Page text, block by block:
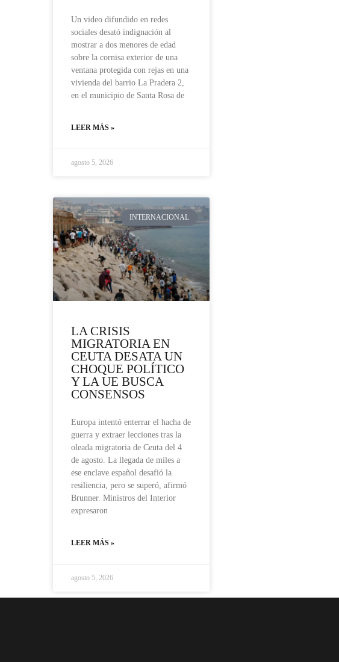
Un video difundido en redes
sociales desató indignación al
mostrar a dos menores de edad
sobre la cornisa exterior de una
ventana protegida con rejas en una
vivienda del barrio La Pradera 2,
en el municipio de Santa Rosa de
LEER MÁS »
agosto 5, 2026
INTERNACIONAL
LA CRISIS
MIGRATORIA EN
CEUTA DESATA UN
CHOQUE POLÍTICO
Y LA UE BUSCA
CONSENSOS
Europa intentó enterrar el hacha de
guerra y extraer lecciones tras la
oleada migratoria de Ceuta del 4
de agosto. La llegada de miles a
ese enclave español desafió la
resiliencia, pero se superó, afirmó
Brunner. Ministros del Interior
expresaron
LEER MÁS »
agosto 5, 2026